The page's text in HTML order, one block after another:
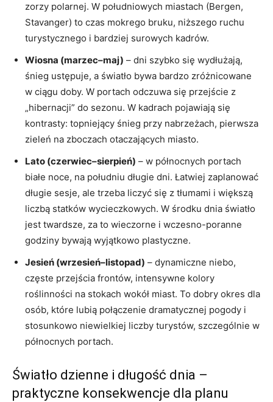
zorzy polarnej. W południowych miastach (Bergen,
Stavanger) to czas mokrego bruku, niższego ruchu
turystycznego i bardziej surowych kadrów.
Wiosna (marzec–maj) – dni szybko się wydłużają,
śnieg ustępuje, a światło bywa bardzo zróżnicowane
w ciągu doby. W portach odczuwa się przejście z
„hibernacji” do sezonu. W kadrach pojawiają się
kontrasty: topniejący śnieg przy nabrzeżach, pierwsza
zieleń na zboczach otaczających miasto.
Lato (czerwiec–sierpień) – w północnych portach
białe noce, na południu długie dni. Łatwiej zaplanować
długie sesje, ale trzeba liczyć się z tłumami i większą
liczbą statków wycieczkowych. W środku dnia światło
jest twardsze, za to wieczorne i wczesno-poranne
godziny bywają wyjątkowo plastyczne.
Jesień (wrzesień–listopad) – dynamiczne niebo,
częste przejścia frontów, intensywne kolory
roślinności na stokach wokół miast. To dobry okres dla
osób, które lubią połączenie dramatycznej pogody i
stosunkowo niewielkiej liczby turystów, szczególnie w
północnych portach.
Światło dzienne i długość dnia –
praktyczne konsekwencje dla planu